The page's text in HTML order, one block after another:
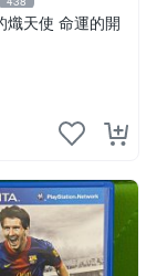
熾天使 命運的開